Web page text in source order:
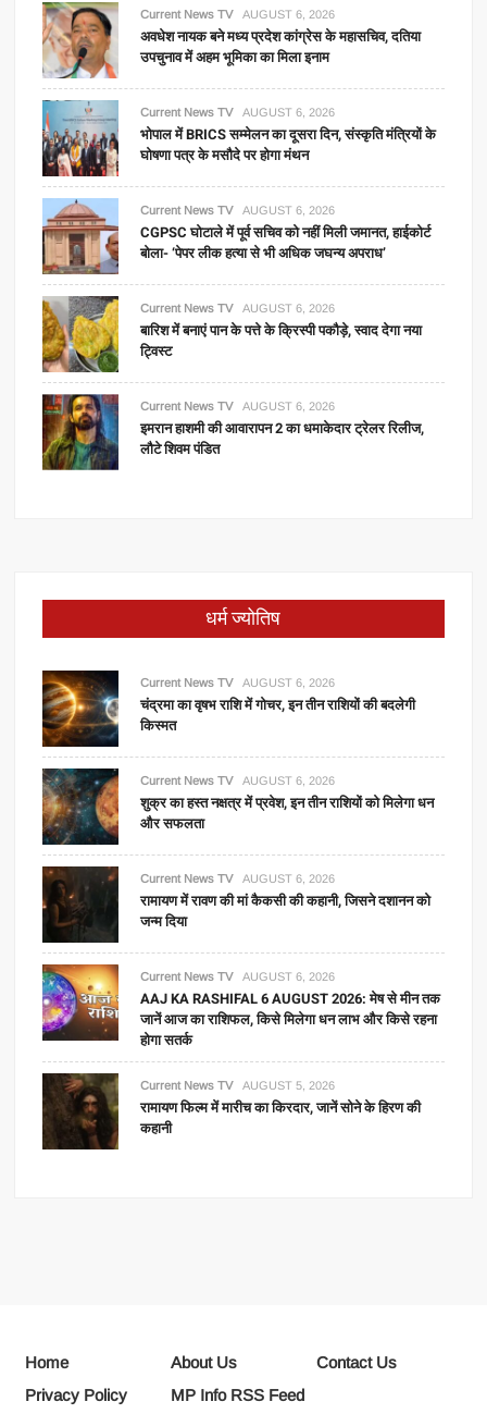
Current News TV AUGUST 6, 2026
अवधेश नायक बने मध्य प्रदेश कांग्रेस के महासचिव, दतिया
उपचुनाव में अहम भूमिका का मिला इनाम
Current News TV AUGUST 6, 2026
भोपाल में BRICS सम्मेलन का दूसरा दिन, संस्कृति मंत्रियों के
घोषणा पत्र के मसौदे पर होगा मंथन
Current News TV AUGUST 6, 2026
CGPSC घोटाले में पूर्व सचिव को नहीं मिली जमानत, हाईकोर्ट
बोला- ‘पेपर लीक हत्या से भी अधिक जघन्य अपराध’
Current News TV AUGUST 6, 2026
बारिश में बनाएं पान के पत्ते के क्रिस्पी पकौड़े, स्वाद देगा नया
ट्विस्ट
Current News TV AUGUST 6, 2026
इमरान हाशमी की आवारापन 2 का धमाकेदार ट्रेलर रिलीज,
लौटे शिवम पंडित
धर्म ज्योतिष
Current News TV AUGUST 6, 2026
चंद्रमा का वृषभ राशि में गोचर, इन तीन राशियों की बदलेगी
किस्मत
Current News TV AUGUST 6, 2026
शुक्र का हस्त नक्षत्र में प्रवेश, इन तीन राशियों को मिलेगा धन
और सफलता
Current News TV AUGUST 6, 2026
रामायण में रावण की मां कैकसी की कहानी, जिसने दशानन को
जन्म दिया
Current News TV AUGUST 6, 2026
AAJ KA RASHIFAL 6 AUGUST 2026: मेष से मीन तक
जानें आज का राशिफल, किसे मिलेगा धन लाभ और किसे रहना
होगा सतर्क
Current News TV AUGUST 5, 2026
रामायण फिल्म में मारीच का किरदार, जानें सोने के हिरण की
कहानी
Home About Us
Contact Us
Privacy Policy
MP Info RSS Feed